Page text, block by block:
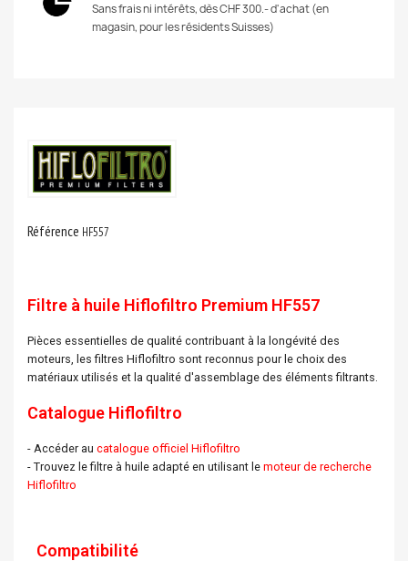
Sans frais ni intérêts, dès CHF 300.- d'achat (en
magasin, pour les résidents Suisses)
Référence HF557
Filtre à huile Hiflofiltro Premium HF557
Pièces essentielles de qualité contribuant à la longévité des
moteurs, les filtres Hiflofiltro sont reconnus pour le choix des
matériaux utilisés et la qualité d'assemblage des éléments filtrants.
Catalogue Hiflofiltro
- Accéder au catalogue officiel Hiflofiltro
- Trouvez le filtre à huile adapté en utilisant le moteur de recherche
Hiflofiltro
Compatibilité